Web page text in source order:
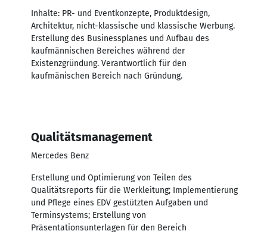
Inhalte: PR- und Eventkonzepte, Produktdesign,
Architektur, nicht-klassische und klassische Werbung.
Erstellung des Businessplanes und Aufbau des
kaufmännischen Bereiches während der
Existenzgründung. Verantwortlich für den
kaufmänischen Bereich nach Gründung.
Qualitätsmanagement
Mercedes Benz
Erstellung und Optimierung von Teilen des
Qualitätsreports für die Werkleitung; Implementierung
und Pflege eines EDV gestützten Aufgaben und
Terminsystems; Erstellung von
Präsentationsunterlagen für den Bereich